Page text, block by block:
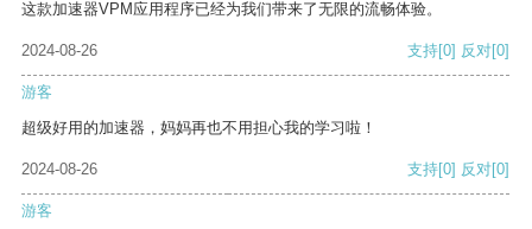
这款加速器VPM应用程序已经为我们带来了无限的流畅体验。
2024-08-26 支持[0] 反对[0]
游客
超级好用的加速器，妈妈再也不用担心我的学习啦！
2024-08-26 支持[0] 反对[0]
游客